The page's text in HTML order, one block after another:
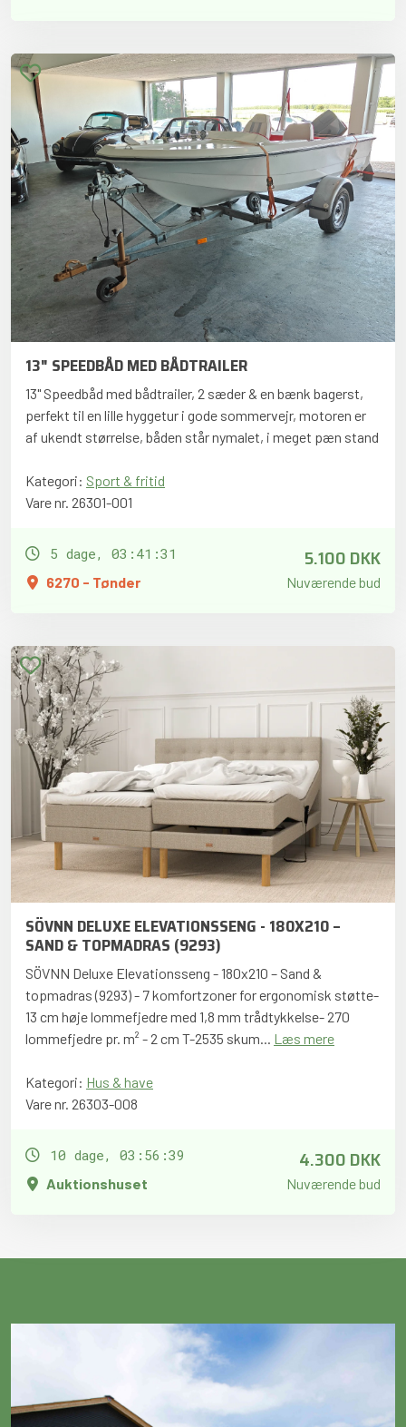
13" SPEEDBÅD MED BÅDTRAILER
13" Speedbåd med bådtrailer, 2 sæder & en bænk bagerst,
perfekt til en lille hyggetur i gode sommervejr, motoren er
af ukendt størrelse, båden står nymalet, i meget pæn stand
Kategori: Sport & fritid
Vare nr. 26301-001
5 dage, 03:41:30
6270 - Tønder
5.100 DKK
Nuværende bud
SÖVNN DELUXE ELEVATIONSSENG - 180X210 –
SAND & TOPMADRAS (9293)
SÖVNN Deluxe Elevationsseng - 180x210 – Sand &
topmadras (9293) - 7 komfortzoner for ergonomisk støtte-
13 cm høje lommefjedre med 1,8 mm trådtykkelse- 270
lommefjedre pr. m² - 2 cm T-2535 skum... Læs mere
Kategori: Hus & have
Vare nr. 26303-008
10 dage, 03:56:38
Auktionshuset
4.300 DKK
Nuværende bud